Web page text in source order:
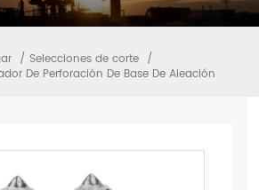
/ Selecciones de corte /
De Perforación De Base De Aleación